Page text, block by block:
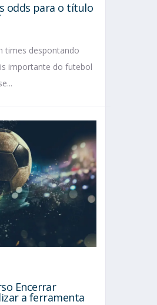
odds para o título
times despontando
importante do futebol
Encerrar
a ferramenta